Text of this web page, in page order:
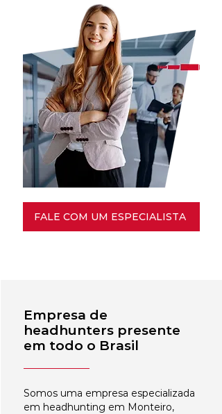
FALE COM UM ESPECIALISTA
Empresa de
headhunters presente
em todo o Brasil
Somos uma empresa especializada
em headhunting em Monteiro,